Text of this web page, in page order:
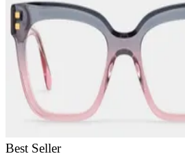
Best Seller